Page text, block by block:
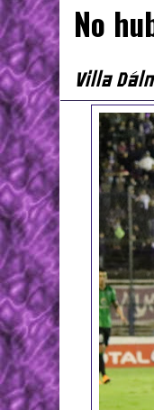
No
Villa